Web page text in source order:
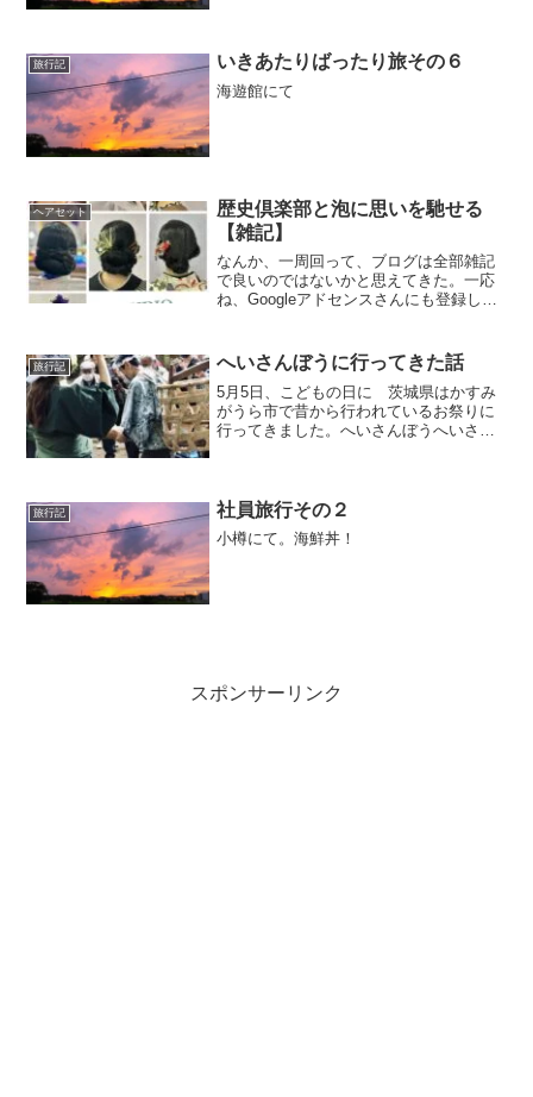
んとうにありがとうござい...
旅行記 いきあたりばったり旅その６
海遊館にて
ヘアセット
歴史倶楽部と泡に思いを馳せる
【雑記】
なんか、一周回って、ブログは全部雑記
で良いのではないかと思えてきた。一応
ね、Googleアドセンスさんにも登録して
あることを書こう！と思ったりもした。
でもさ、続かないの...
旅行記 へいさんぼうに行ってきた話
5月5日、こどもの日に 茨城県はかすみ
がうら市で昔から行われているお祭りに
行ってきました。へいさんぼうへいさん
説もあるらしい。なる...
旅行記 社員旅行その２
小樽にて。海鮮丼！
スポンサーリンク